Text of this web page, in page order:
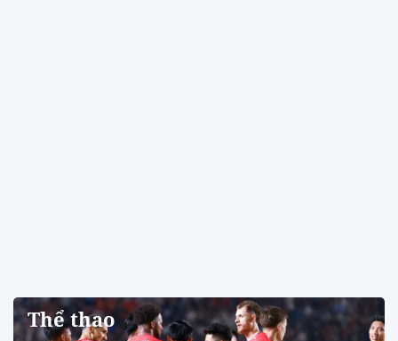
Thể thao